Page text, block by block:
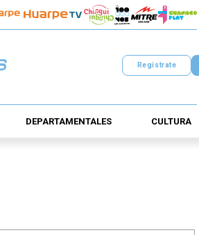
Registrate
DEPARTAMENTALES CULTURA